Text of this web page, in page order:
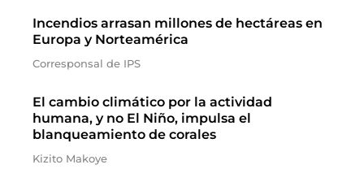
Incendios arrasan millones de hectáreas en
Europa y Norteamérica
Corresponsal de IPS
El cambio climático por la actividad
humana, y no El Niño, impulsa el
blanqueamiento de corales
Kizito Makoye